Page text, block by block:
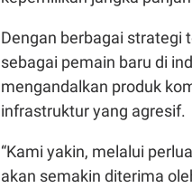
Dengan berbagai strategi
sebagai pemain baru di
mengandalkan produk
infrastruktur yang agresif.
“Kami yakin, melalui
akan semakin diterima